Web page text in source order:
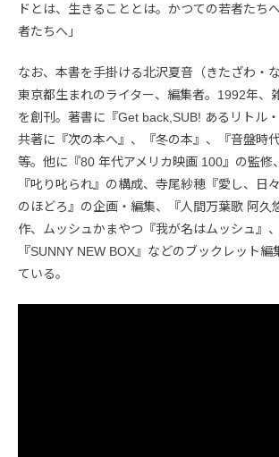
ドとは、生きることとは。かつての若者たち
者たちへ」
なお、本書を手掛ける北沢夏音（きたざわ・
東京都生まれのライター、編集者。1992年、
を創刊。著書に『Get back,SUB! あるリトル
共著に『次の本へ』、『冬の本』、『音盤時
等。他に『80 年代アメリカ映画 100』の監修
『叱り叱られ』の構成、寺尾紗穂『愛し、日
のほどろ』の企画・編集、『人間万葉歌 阿久
作、ムッシュかまやつ『我が名はムッシュ』
『SUNNY NEW BOX』などのブックレット
ている。